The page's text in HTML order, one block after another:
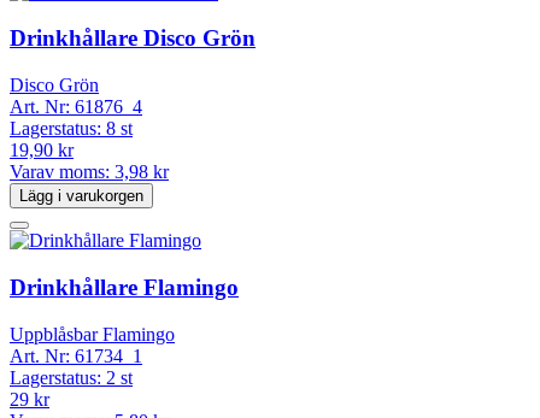
Drinkhållare Disco Grön
Disco Grön
Art. Nr: 61876_4
Lagerstatus: 8 st
19,90 kr
Varav moms: 3,98 kr
Lägg i varukorgen
Drinkhållare Flamingo
Uppblåsbar Flamingo
Art. Nr: 61734_1
Lagerstatus: 2 st
29 kr